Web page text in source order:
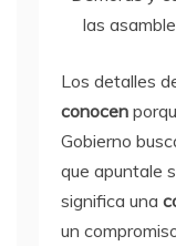
las
Los detalles
conocen
Gobierno
que apuntale
significa una
un